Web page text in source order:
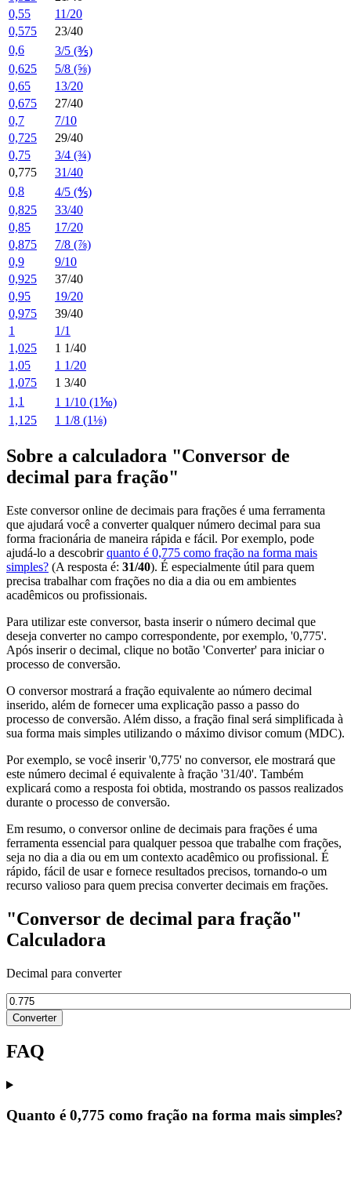
0,55
11/20
0,575
23/40
0,6
3/5 (⅗)
0,625
5/8 (⅝)
0,65
13/20
0,675
27/40
0,7
7/10
0,725
29/40
0,75
3/4 (¾)
0,775
31/40
0,8
4/5 (⅘)
0,825
33/40
0,85
17/20
0,875
7/8 (⅞)
0,9
9/10
0,925
37/40
0,95
19/20
0,975
39/40
1
1/1
1,025
1 1/40
1,05
1 1/20
1,075
1 3/40
1,1
1 1/10 (1⅒)
1,125
1 1/8 (1⅛)
Sobre a calculadora "Conversor de
decimal para fração"
Este conversor online de decimais para frações é uma ferramenta
que ajudará você a converter qualquer número decimal para sua
forma fracionária de maneira rápida e fácil. Por exemplo, pode
ajudá-lo a descobrirquanto é 0,775 como fração na forma mais
simples? (A resposta é: 31/40). É especialmente útil para quem
precisa trabalhar com frações no dia a dia ou em ambientes
acadêmicos ou profissionais.
Para utilizar este conversor, basta inserir o número decimal que
deseja converter no campo correspondente, por exemplo, '0,775'.
Após inserir o decimal, clique no botão 'Converter' para iniciar o
processo de conversão.
O conversor mostrará a fração equivalente ao número decimal
inserido, além de fornecer uma explicação passo a passo do
processo de conversão. Além disso, a fração final será simplificada à
sua forma mais simples utilizando o máximo divisor comum (MDC).
Por exemplo, se você inserir '0,775' no conversor, ele mostrará que
este número decimal é equivalente à fração '31/40'. Também
explicará como a resposta foi obtida, mostrando os passos realizados
durante o processo de conversão.
Em resumo, o conversor online de decimais para frações é uma
ferramenta essencial para qualquer pessoa que trabalhe com frações,
seja no dia a dia ou em um contexto acadêmico ou profissional. É
rápido, fácil de usar e fornece resultados precisos, tornando-o um
recurso valioso para quem precisa converter decimais em frações.
"Conversor de decimal para fração"
Calculadora
Decimal para converter
Converter
FAQ
Quanto é 0,775 como fração na forma mais simples?